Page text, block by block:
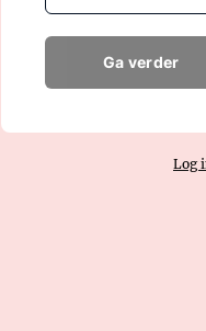
Ga verder
Log